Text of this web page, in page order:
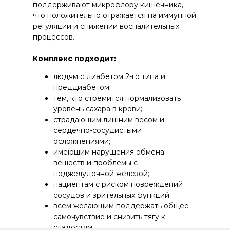
поддерживают микрофлору кишечника,
что положительно отражается на иммунной
регуляции и снижении воспалительных
процессов.
Комплекс подходит:
людям с диабетом 2-го типа и
преддиабетом;
тем, кто стремится нормализовать
уровень сахара в крови;
страдающим лишним весом и
сердечно-сосудистыми
осложнениями;
имеющим нарушения обмена
веществ и проблемы с
поджелудочной железой;
пациентам с риском повреждений
сосудов и зрительных функций;
всем желающим поддержать общее
самочувствие и снизить тягу к
сладостям.